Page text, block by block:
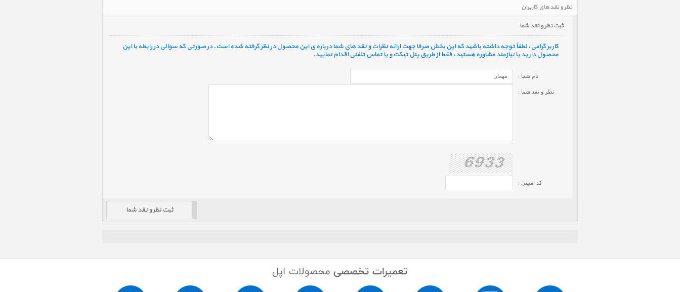
نظر و نقد های کاربران
ثبت نظر و نقد شما
کاربر گرامی، لطفاً توجه داشته باشید که این بخش صرفا جهت ارائه نظرات و نقد های شما درباره ی این محصول در نظر گرفته شده است. در صورتی که سوالی در رابطه با این
محصول دارید یا نیازمند مشاوره هستید، فقط از طریق پنل تیکت و یا تماس تلفنی اقدام نمایید.
نام شما :
نظر و نقد شما :
کد امنیتی :